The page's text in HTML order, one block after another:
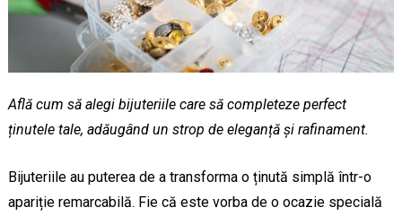
Află cum să alegi bijuteriile care să completeze perfect
ținutele tale, adăugând un strop de eleganță și rafinament.
Bijuteriile au puterea de a transforma o ținută simplă într-o
apariție remarcabilă. Fie că este vorba de o ocazie specială